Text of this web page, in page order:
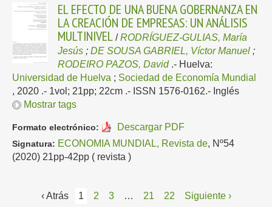
EL EFECTO DE UNA BUENA GOBERNANZA EN
LA CREACIÓN DE EMPRESAS: UN ANÁLISIS
MULTINIVEL /RODRÍGUEZ-GULIAS, María
Jesús ; DE SOUSA GABRIEL, Víctor Manuel ;
RODEIRO PAZOS, David .- Huelva:
Universidad de Huelva ; Sociedad de Economía Mundial
, 2020 .- 1vol; 21pp; 22cm .- ISSN 1576-0162.- Inglés
Mostrar tags
Formato electrónico: Descargar PDF
Signatura: ECONOMIA MUNDIAL, Revista de, Nº54
(2020) 21pp-42pp ( revista )
‹ Atrás 1 2 3 … 21 22 Siguiente ›